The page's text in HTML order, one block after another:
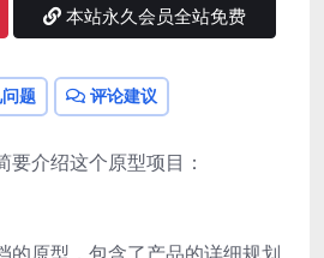
本站永久会员全站免费
题 评论建议
介绍这个原型项目：